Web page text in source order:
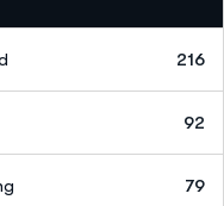
216
92
79